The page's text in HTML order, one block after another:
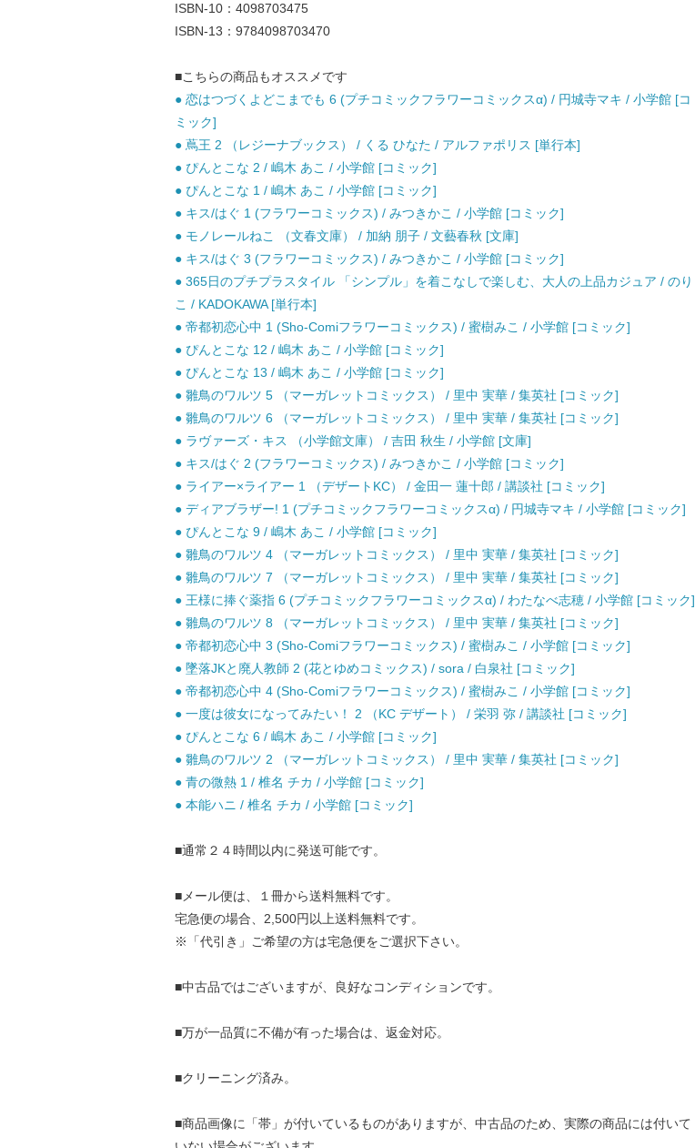
ISBN-10：4098703475
ISBN-13：9784098703470
■こちらの商品もオススメです
● 恋はつづくよどこまでも 6 (プチコミックフラワーコミックスα) / 円城寺マキ / 小学館 [コ
ミック]
● 蔦王 2 （レジーナブックス） / くる ひなた / アルファポリス [単行本]
● ぴんとこな 2 / 嶋木 あこ / 小学館 [コミック]
● ぴんとこな 1 / 嶋木 あこ / 小学館 [コミック]
● キス/はぐ 1 (フラワーコミックス) / みつきかこ / 小学館 [コミック]
● モノレールねこ （文春文庫） / 加納 朋子 / 文藝春秋 [文庫]
● キス/はぐ 3 (フラワーコミックス) / みつきかこ / 小学館 [コミック]
● 365日のプチプラスタイル 「シンプル」を着こなしで楽しむ、大人の上品カジュア / のり
こ / KADOKAWA [単行本]
● 帝都初恋心中 1 (Sho-Comiフラワーコミックス) / 蜜樹みこ / 小学館 [コミック]
● ぴんとこな 12 / 嶋木 あこ / 小学館 [コミック]
● ぴんとこな 13 / 嶋木 あこ / 小学館 [コミック]
● 雛鳥のワルツ 5 （マーガレットコミックス） / 里中 実華 / 集英社 [コミック]
● 雛鳥のワルツ 6 （マーガレットコミックス） / 里中 実華 / 集英社 [コミック]
● ラヴァーズ・キス （小学館文庫） / 吉田 秋生 / 小学館 [文庫]
● キス/はぐ 2 (フラワーコミックス) / みつきかこ / 小学館 [コミック]
● ライアー×ライアー 1 （デザートKC） / 金田一 蓮十郎 / 講談社 [コミック]
● ディアブラザー! 1 (プチコミックフラワーコミックスα) / 円城寺マキ / 小学館 [コミック]
● ぴんとこな 9 / 嶋木 あこ / 小学館 [コミック]
● 雛鳥のワルツ 4 （マーガレットコミックス） / 里中 実華 / 集英社 [コミック]
● 雛鳥のワルツ 7 （マーガレットコミックス） / 里中 実華 / 集英社 [コミック]
● 王様に捧ぐ薬指 6 (プチコミックフラワーコミックスα) / わたなべ志穂 / 小学館 [コミック]
● 雛鳥のワルツ 8 （マーガレットコミックス） / 里中 実華 / 集英社 [コミック]
● 帝都初恋心中 3 (Sho-Comiフラワーコミックス) / 蜜樹みこ / 小学館 [コミック]
● 墜落JKと廃人教師 2 (花とゆめコミックス) / sora / 白泉社 [コミック]
● 帝都初恋心中 4 (Sho-Comiフラワーコミックス) / 蜜樹みこ / 小学館 [コミック]
● 一度は彼女になってみたい！ 2 （KC デザート） / 栄羽 弥 / 講談社 [コミック]
● ぴんとこな 6 / 嶋木 あこ / 小学館 [コミック]
● 雛鳥のワルツ 2 （マーガレットコミックス） / 里中 実華 / 集英社 [コミック]
● 青の微熱 1 / 椎名 チカ / 小学館 [コミック]
● 本能ハニ / 椎名 チカ / 小学館 [コミック]
■通常２４時間以内に発送可能です。
■メール便は、１冊から送料無料です。
宅急便の場合、2,500円以上送料無料です。
※「代引き」ご希望の方は宅急便をご選択下さい。
■中古品ではございますが、良好なコンディションです。
■万が一品質に不備が有った場合は、返金対応。
■クリーニング済み。
■商品画像に「帯」が付いているものがありますが、中古品のため、実際の商品には付いて